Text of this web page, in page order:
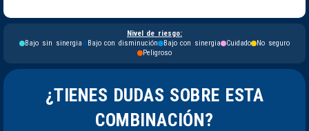
Nivel de riesgo:
Bajo sin sinergia
Bajo con disminución Bajo con sinergia Cuidado
No seguro
Peligroso
¿TIENES DUDAS SOBRE ESTA
COMBINACIÓN?